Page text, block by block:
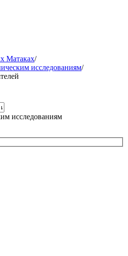
Матаках/
исследованиям/
исследованиям